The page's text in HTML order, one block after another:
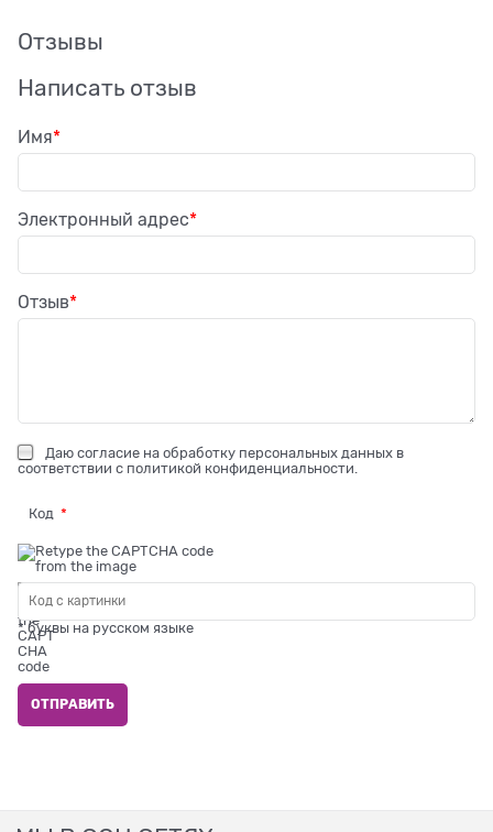
Отзывы
Написать отзыв
Имя
Электронный адрес
Отзыв
Даю согласие на обработку персональных данных в
соответствии с политикой конфиденциальности
Код
* буквы на русском языке